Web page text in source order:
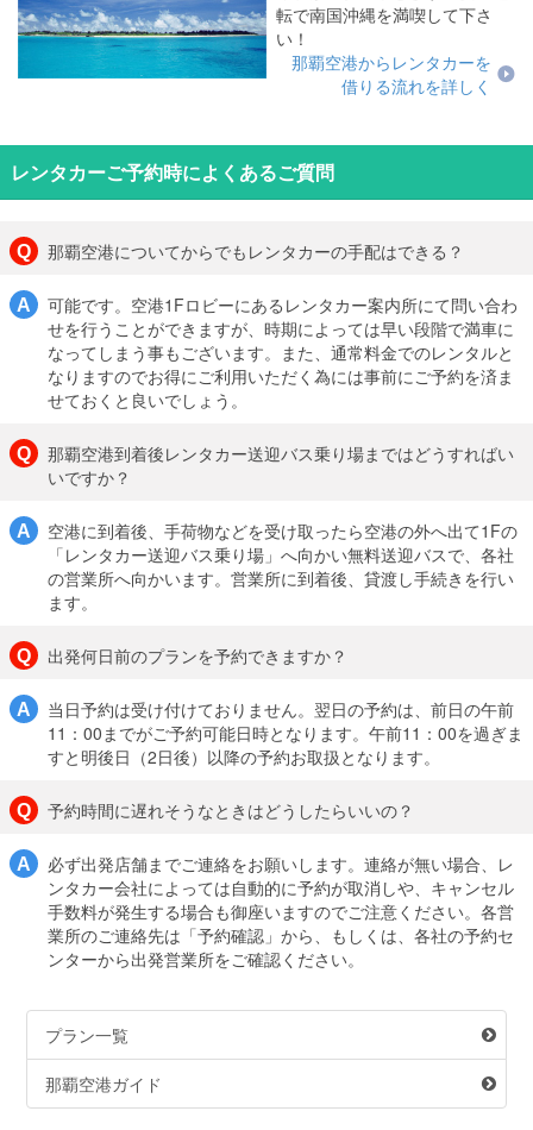
転で南国沖縄を満喫して下さ
い！
那覇空港からレンタカーを
借りる流れを詳しく
レンタカーご予約時によくあるご質問
那覇空港についてからでもレンタカーの手配はできる？
可能です。空港1Fロビーにあるレンタカー案内所にて問い合わ
せを行うことができますが、時期によっては早い段階で満車に
なってしまう事もございます。また、通常料金でのレンタルと
なりますのでお得にご利用いただく為には事前にご予約を済ま
せておくと良いでしょう。
那覇空港到着後レンタカー送迎バス乗り場まではどうすればい
いですか？
空港に到着後、手荷物などを受け取ったら空港の外へ出て1Fの
「レンタカー送迎バス乗り場」へ向かい無料送迎バスで、各社
の営業所へ向かいます。営業所に到着後、貸渡し手続きを行い
ます。
出発何日前のプランを予約できますか？
当日予約は受け付けておりません。翌日の予約は、前日の午前
11：00までがご予約可能日時となります。午前11：00を過ぎま
すと明後日（2日後）以降の予約お取扱となります。
予約時間に遅れそうなときはどうしたらいいの？
必ず出発店舗までご連絡をお願いします。連絡が無い場合、レ
ンタカー会社によっては自動的に予約が取消しや、キャンセル
手数料が発生する場合も御座いますのでご注意ください。各営
業所のご連絡先は「予約確認」から、もしくは、各社の予約セ
ンターから出発営業所をご確認ください。
プラン一覧
那覇空港ガイド